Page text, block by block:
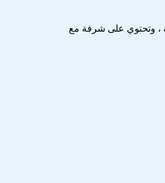
، وتحتوي على شرفة مع